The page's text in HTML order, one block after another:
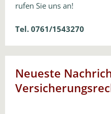
rufen Sie uns an!
Tel. 0761/1543270
Neueste